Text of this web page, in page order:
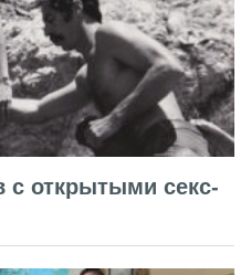
с открытыми секс-